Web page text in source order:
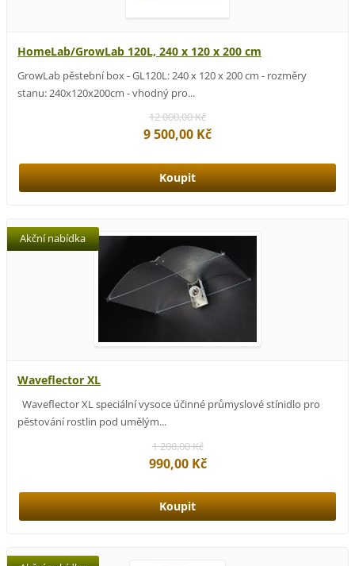
HomeLab/GrowLab 120L, 240 x 120 x 200 cm
GrowLab pěstební box - GL120L: 240 x 120 x 200 cm - rozměry
stanu: 240x120x200cm - vhodný pro...
12 000,00 Kč
9 500,00 Kč
Waveflector XL
Akční nabídka
Waveflector XL speciální vysoce účinné průmyslové stínidlo pro
pěstování rostlin pod umělým...
1 200,00 Kč
990,00 Kč